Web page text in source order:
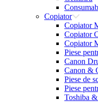
Copiator
Copiator
Copiator
Copiator
Piese
Canon
Canon &
Piese de
Piese
Toshiba